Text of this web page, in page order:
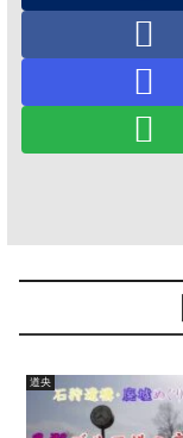
道央